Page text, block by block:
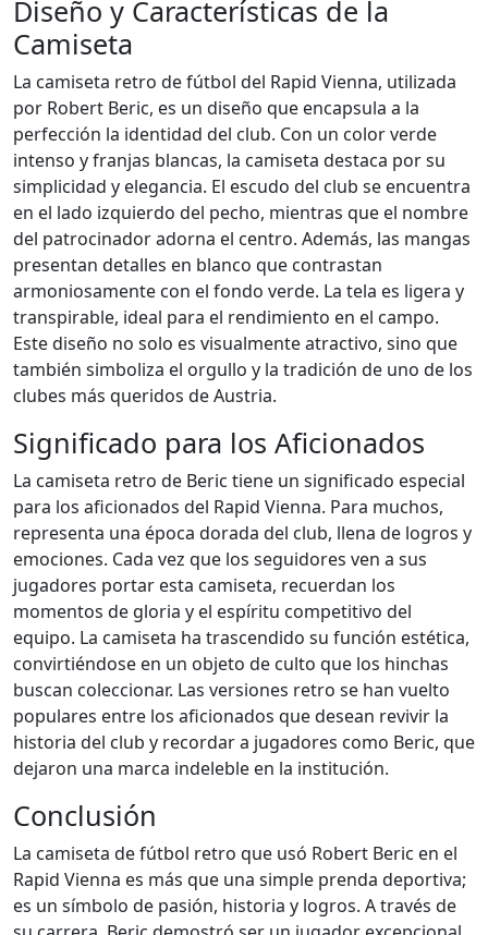
Diseño y Características de la
Camiseta
La camiseta retro de fútbol del Rapid Vienna, utilizada
por Robert Beric, es un diseño que encapsula a la
perfección la identidad del club. Con un color verde
intenso y franjas blancas, la camiseta destaca por su
simplicidad y elegancia. El escudo del club se encuentra
en el lado izquierdo del pecho, mientras que el nombre
del patrocinador adorna el centro. Además, las mangas
presentan detalles en blanco que contrastan
armoniosamente con el fondo verde. La tela es ligera y
transpirable, ideal para el rendimiento en el campo.
Este diseño no solo es visualmente atractivo, sino que
también simboliza el orgullo y la tradición de uno de los
clubes más queridos de Austria.
Significado para los Aficionados
La camiseta retro de Beric tiene un significado especial
para los aficionados del Rapid Vienna. Para muchos,
representa una época dorada del club, llena de logros y
emociones. Cada vez que los seguidores ven a sus
jugadores portar esta camiseta, recuerdan los
momentos de gloria y el espíritu competitivo del
equipo. La camiseta ha trascendido su función estética,
convirtiéndose en un objeto de culto que los hinchas
buscan coleccionar. Las versiones retro se han vuelto
populares entre los aficionados que desean revivir la
historia del club y recordar a jugadores como Beric, que
dejaron una marca indeleble en la institución.
Conclusión
La camiseta de fútbol retro que usó Robert Beric en el
Rapid Vienna es más que una simple prenda deportiva;
es un símbolo de pasión, historia y logros. A través de